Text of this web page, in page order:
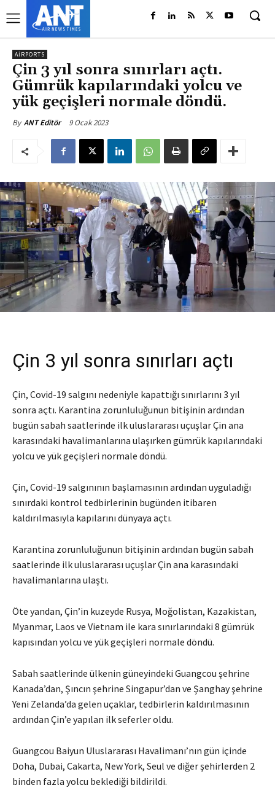
AIRPORTS
Çin 3 yıl sonra sınırları açtı.
Gümrük kapılarındaki yolcu ve
yük geçişleri normale döndü.
By ANT Editör 9 Ocak 2023
Çin 3 yıl sonra sınırları açtı
Çin, Covid-19 salgını nedeniyle kapattığı sınırlarını 3 yıl
sonra açtı. Karantina zorunluluğunun bitişinin ardından
bugün sabah saatlerinde ilk uluslararası uçuşlar Çin ana
karasındaki havalimanlarına ulaşırken gümrük kapılarındaki
yolcu ve yük geçişleri normale döndü.
Çin, Covid-19 salgınının başlamasının ardından uyguladığı
sınırdaki kontrol tedbirlerinin bugünden itibaren
kaldırılmasıyla kapılarını dünyaya açtı.
Karantina zorunluluğunun bitişinin ardından bugün sabah
saatlerinde ilk uluslararası uçuşlar Çin ana karasındaki
havalimanlarına ulaştı.
Öte yandan, Çin’in kuzeyde Rusya, Moğolistan, Kazakistan,
Myanmar, Laos ve Vietnam ile kara sınırlarındaki 8 gümrük
kapısından yolcu ve yük geçişleri normale döndü.
Sabah saatlerinde ülkenin güneyindeki Guangcou şehrine
Kanada’dan, Şıncın şehrine Singapur’dan ve Şanghay şehrine
Yeni Zelanda’da gelen uçaklar, tedbirlerin kaldırılmasının
ardından Çin’e yapılan ilk seferler oldu.
Guangcou Baiyun Uluslararası Havalimanı’nın gün içinde
Doha, Dubai, Cakarta, New York, Seul ve diğer şehirlerden 2
binden fazla yolcu beklediği bildirildi.